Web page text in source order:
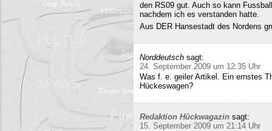
den RS09 gut. Auch so kann
nachdem ich es verstanden hatte.
Aus DER Hansestadt des Nordens
Norddeutsch sagt:
24. September 2009 um 12:35 Uhr
Was f. e. geiler Artikel. Ein ernstes
Hückeswagen?
Redaktion Hückwagazin sagt:
15. September 2009 um 21:14 Uhr